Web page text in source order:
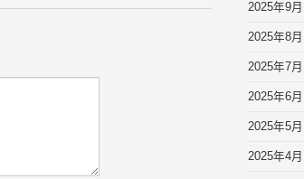
2025年9月
2025年8月
2025年7月
2025年6月
2025年5月
2025年4月